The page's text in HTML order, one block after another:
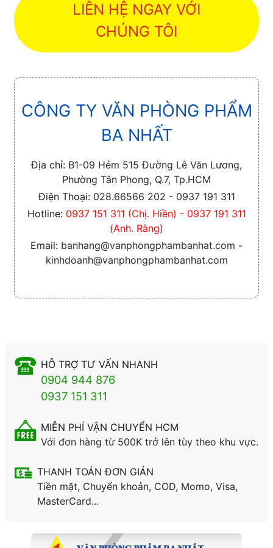
LIÊN HỆ NGAY VỚI
CHÚNG TÔI
CÔNG TY VĂN PHÒNG PHẨM
BA NHẤT
Địa chỉ: B1-09 Hẻm 515 Đường Lê Văn Lương,
Phường Tân Phong, Q.7, Tp.HCM
Điện Thoại: 028.66566 202 - 0937 191 311
Hotline: 0937 151 311 (Chị. Hiền) - 0937 191 311
(Anh. Ràng)
Email: banhang@vanphongphambanhat.com -
kinhdoanh@vanphongphambanhat.com
HỖ TRỢ TƯ VẤN NHANH
0904 944 876
0937 151 311
MIỄN PHÍ VẬN CHUYỂN HCM
Với đơn hàng từ 500K trở lên tùy theo khu vực.
THANH TOÁN ĐƠN GIẢN
Tiền mặt, Chuyển khoản, COD, Momo, Visa,
MasterCard...